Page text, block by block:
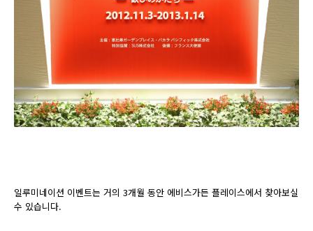
일루미네이션 이벤트는 거의 3개월 동안 에비스가든 플레이스에서 찾아보실
수 있습니다.